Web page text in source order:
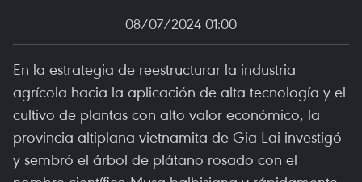
08/07/2024 01:00
En la estrategia de reestructurar la industria
agrícola hacia la aplicación de alta tecnología y el
cultivo de plantas con alto valor económico, la
provincia altiplana vietnamita de Gia Lai investigó
y sembró el árbol de plátano rosado con el